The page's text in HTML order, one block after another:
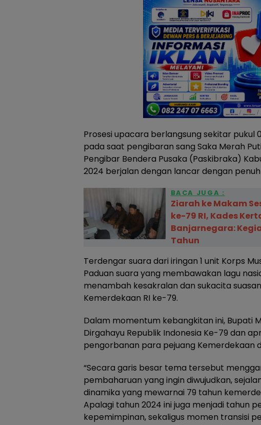
Prosesi upacara berlangsung sekitar pukul
pada saat pengibaran sang Saka Merah
Pengibar Bendera Pusaka (Paskibraka)
2024 berjalan dengan lancar dengan
BACA JUGA :
Ziarah ke Makam
ke-79 RI, Kades
Banjarnegara:
Tahun
Terdengar suara dari iringan 1 unit Korps
Paduan suara yang membawakan lagu
menambah kesakralan dan sukacita
Kemerdekaan RI ke-79.
Dalam momentum kebangkitan ini, Bupati
Dirgahayu Republik Indonesia Ke-79 dan
pengorbanan para pejuang Kemerdekaan
“Secara garis besar tema tersebut
pembaharuan yang ingin diwujudkan,
dinamika yang mewarnai 79 tahun
Apalagi tahun 2024 ini juga menjadi tahun
kepemimpinan, sekaligus momen transisi